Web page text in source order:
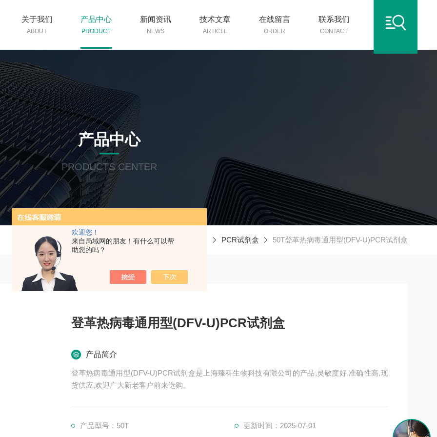
欢迎您！
来自局域网的朋友！有什么可以帮
助您的吗？
关于我们
ABOUT
产品中心
PRODUCT
新闻资讯
NEWS
技术文章
ARTICLE
在线留言
ORDER
联系我们
CONTACT
产品中心
PRODUCTS CENTER
当前位置：首页 产品中心 PCR试剂盒 50T登革热病毒通用型(DFV-U)PCR试剂盒
登革热病毒通用型(DFV-U)PCR试剂盒
产品简介
登革热病毒通用型(DFV-U)PCR试剂盒是上海臻科生物科技有限公司的产品,灵敏度好,准确性高,现
货供应,欢迎广大新老客户前来选购。
产品型号：50T 更新时间：2025-07-01